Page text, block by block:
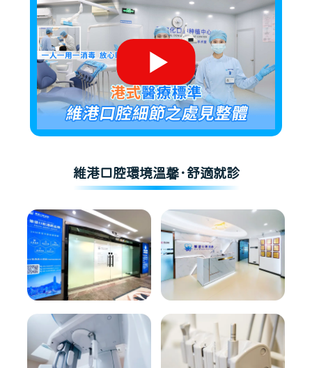
維港口腔環境溫馨·舒適就診